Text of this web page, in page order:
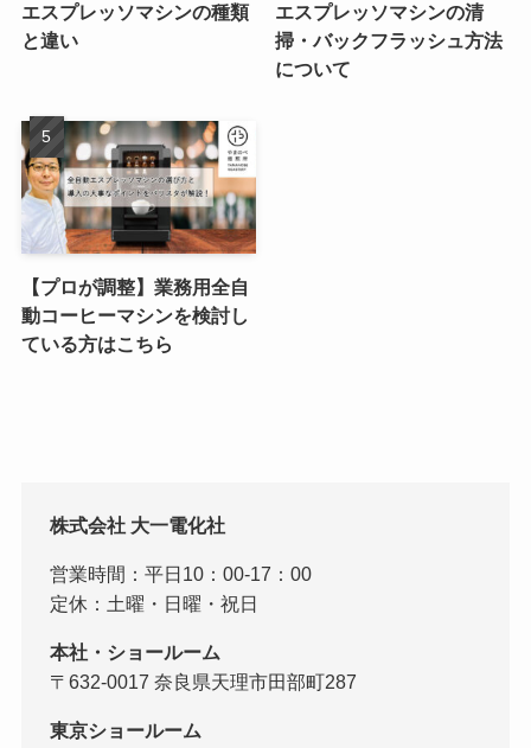
エスプレッソマシンの種類
と違い
エスプレッソマシンの清
掃・バックフラッシュ方法
について
【プロが調整】業務用全自
動コーヒーマシンを検討し
ている方はこちら
株式会社 大一電化社
営業時間：平日10：00-17：00
定休：土曜・日曜・祝日
本社・ショールーム
〒632-0017 奈良県天理市田部町287
東京ショールーム